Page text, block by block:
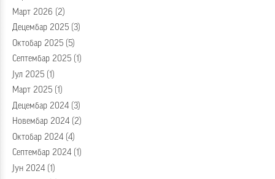
Март 2026 (2)
Децембар 2025 (3)
Октобар 2025 (5)
Септембар 2025 (1)
Јул 2025 (1)
Март 2025 (1)
Децембар 2024 (3)
Новембар 2024 (2)
Октобар 2024 (4)
Септембар 2024 (1)
Јун 2024 (1)